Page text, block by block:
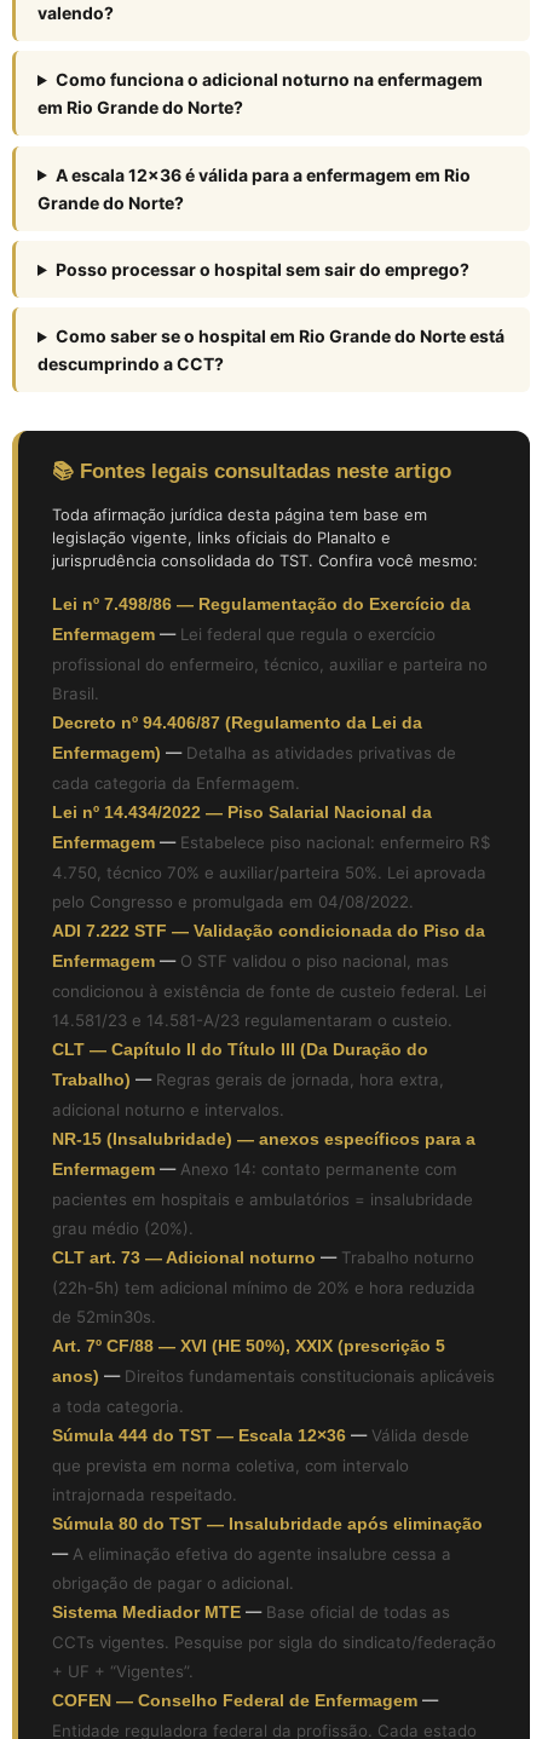
valendo?
Como funciona o adicional noturno na enfermagem
em Rio Grande do Norte?
A escala 12×36 é válida para a enfermagem em Rio
Grande do Norte?
Posso processar o hospital sem sair do emprego?
Como saber se o hospital em Rio Grande do Norte está
descumprindo a CCT?
📚 Fontes legais consultadas neste artigo
Toda afirmação jurídica desta página tem base em
legislação vigente, links oficiais do Planalto e
jurisprudência consolidada do TST. Confira você mesmo:
Lei nº 7.498/86 — Regulamentação do Exercício da
Enfermagem — Lei federal que regula o exercício
profissional do enfermeiro, técnico, auxiliar e parteira no
Brasil.
Decreto nº 94.406/87 (Regulamento da Lei da
Enfermagem) — Detalha as atividades privativas de
cada categoria da Enfermagem.
Lei nº 14.434/2022 — Piso Salarial Nacional da
Enfermagem — Estabelece piso nacional: enfermeiro R$
4.750, técnico 70% e auxiliar/parteira 50%. Lei aprovada
pelo Congresso e promulgada em 04/08/2022.
ADI 7.222 STF — Validação condicionada do Piso da
Enfermagem — O STF validou o piso nacional, mas
condicionou à existência de fonte de custeio federal. Lei
14.581/23 e 14.581-A/23 regulamentaram o custeio.
CLT — Capítulo II do Título III (Da Duração do
Trabalho) — Regras gerais de jornada, hora extra,
adicional noturno e intervalos.
NR-15 (Insalubridade) — anexos específicos para a
Enfermagem —Anexo 14: contato permanente com
pacientes em hospitais e ambulatórios = insalubridade
grau médio (20%).
CLT art. 73 — Adicional noturno — Trabalho noturno
(22h-5h) tem adicional mínimo de 20% e hora reduzida
de 52min30s.
Art. 7º CF/88 — XVI (HE 50%), XXIX (prescrição 5
anos) — Direitos fundamentais constitucionais aplicáveis
a toda categoria.
Súmula 444 do TST — Escala 12×36 — Válida desde
que prevista em norma coletiva, com intervalo
intrajornada respeitado.
Súmula 80 do TST — Insalubridade após eliminação
—A eliminação efetiva do agente insalubre cessa a
obrigação de pagar o adicional.
Sistema Mediador MTE — Base oficial de todas as
CCTs vigentes. Pesquise por sigla do sindicato/federação
+ UF + “Vigentes”.
COFEN — Conselho Federal de Enfermagem —
Entidade reguladora federal da profissão. Cada estado